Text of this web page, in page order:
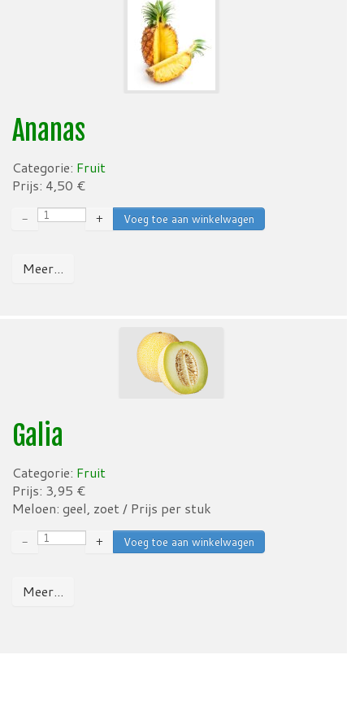
Ananas
Categorie: Fruit
Prijs: 4,50 €
− +
Meer...
Galia
Categorie: Fruit
Prijs: 3,95 €
Meloen: geel, zoet / Prijs per stuk
− +
Meer...